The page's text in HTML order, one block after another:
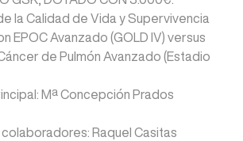
la Calidad de Vida y Supervivencia
EPOC Avanzado (GOLD IV) versus
de Pulmón Avanzado (Estadio
Mª Concepción Prados
Raquel Casitas